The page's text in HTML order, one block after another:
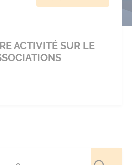
ACTIVITÉ SUR LE